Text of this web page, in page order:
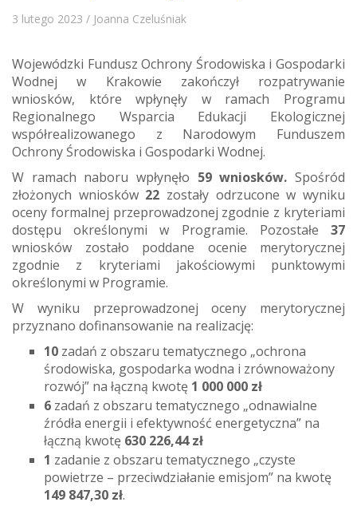
3 lutego 2023 / Joanna Czeluśniak
Wojewódzki Fundusz Ochrony Środowiska i Gospodarki
Wodnej w Krakowie zakończył rozpatrywanie
wniosków, które wpłynęły w ramach Programu
Regionalnego Wsparcia Edukacji Ekologicznej
współrealizowanego z Narodowym Funduszem
Ochrony Środowiska i Gospodarki Wodnej.
W ramach naboru wpłynęło 59 wniosków.Spośród
złożonych wniosków 22 zostały odrzucone w wyniku
oceny formalnej przeprowadzonej zgodnie z kryteriami
dostępu określonymi w Programie. Pozostałe 37
wniosków zostało poddane ocenie merytorycznej
zgodnie z kryteriami jakościowymi punktowymi
określonymi w Programie.
W wyniku przeprowadzonej oceny merytorycznej
przyznano dofinansowanie na realizację:
10 zadań z obszaru tematycznego „ochrona
środowiska, gospodarka wodna i zrównoważony
rozwój” na łączną kwotę 1 000 000 zł
6 zadań z obszaru tematycznego „odnawialne
źródła energii i efektywność energetyczna” na
łączną kwotę 630 226,44 zł
1 zadanie z obszaru tematycznego „czyste
powietrze – przeciwdziałanie emisjom” na kwotę
149 847,30 zł.